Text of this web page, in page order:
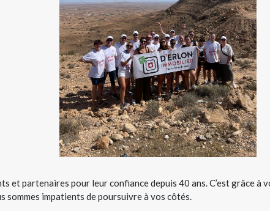
et partenaires pour leur confiance depuis 40 ans. C’est grâce à
sommes impatients de poursuivre à vos côtés.